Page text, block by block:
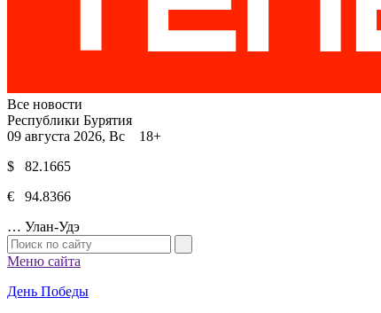
Все новости
Республики Бурятия
09 августа 2026, Вс 18+
$ 82.1665
€ 94.8366
… Улан-Удэ
Меню сайта
День Победы